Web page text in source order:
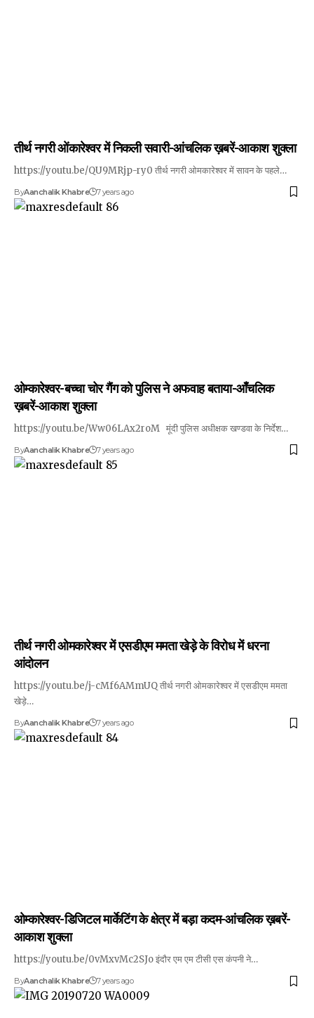
तीर्थ नगरी ओंकारेश्वर में निकली सवारी-आंचलिक ख़बरें-आकाश शुक्ला
https://youtu.be/QU9MRjp-ry0 तीर्थ नगरी ओमकारेश्वर में सावन के पहले…
ByAanchalik Khabre 7 years ago
ओम्कारेश्वर-बच्चा चोर गैंग को पुलिस ने अफवाह बताया-आँचलिक
ख़बरें-आकाश शुक्ला
https://youtu.be/Ww06LAx2roM मूंदी पुलिस अधीक्षक खण्डवा के निर्देश…
ByAanchalik Khabre 7 years ago
तीर्थ नगरी ओमकारेश्वर में एसडीएम ममता खेड़े के विरोध में धरना
आंदोलन
https://youtu.be/j-cMf6AMmUQ तीर्थ नगरी ओमकारेश्वर में एसडीएम ममता
खेड़े…
ByAanchalik Khabre 7 years ago
ओम्कारेश्वर-डिजिटल मार्केटिंग के क्षेत्र में बड़ा कदम-आंचलिक ख़बरें-
आकाश शुक्ला
https://youtu.be/0vMxvMc2SJo इंदौर एम एम टीसी एस कंपनी ने…
ByAanchalik Khabre 7 years ago